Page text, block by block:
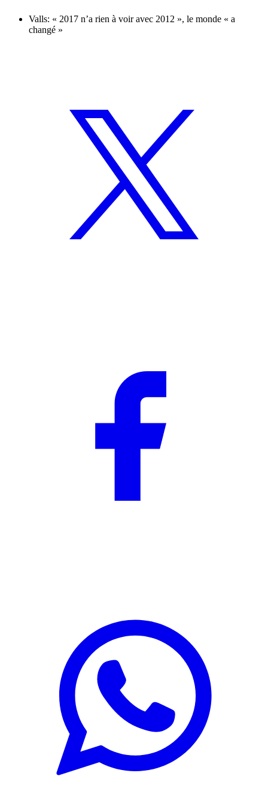
Valls: « 2017 n’a rien à voir avec 2012 », le monde « a
changé »